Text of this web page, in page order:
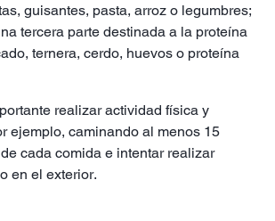
guisantes, pasta, arroz o legumbres;
tercera parte destinada a la proteína
ternera, cerdo, huevos o proteína
realizar actividad física y
ejemplo, caminando al menos 15
cada comida e intentar realizar
en el exterior.